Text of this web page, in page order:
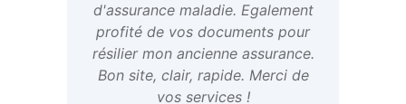
d'assurance maladie. Egalement
profité de vos documents pour
résilier mon ancienne assurance.
Bon site, clair, rapide. Merci de
vos services !